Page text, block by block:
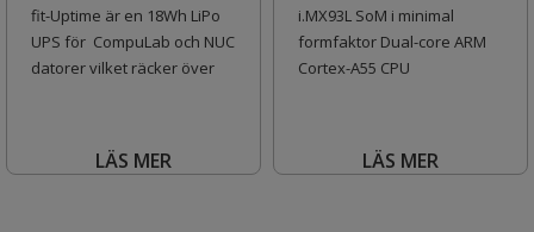
fit-Uptime är en 18Wh LiPo
UPS för CompuLab och NUC
datorer vilket räcker över
LÄS MER
i.MX93L SoM i minimal
formfaktor Dual-core ARM
Cortex-A55 CPU
LÄS MER